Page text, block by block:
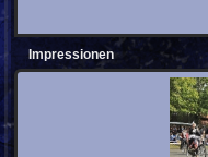
Impressionen